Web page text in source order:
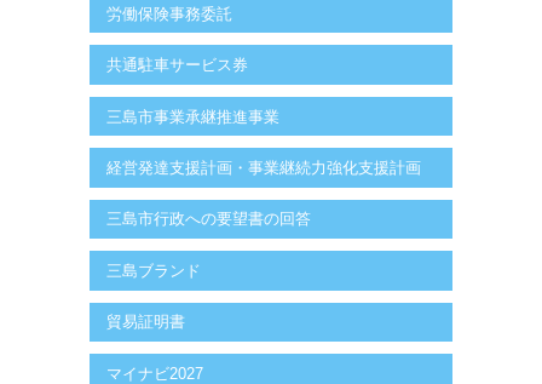
労働保険事務委託
共通駐車サービス券
三島市事業承継推進事業
経営発達支援計画・事業継続力強化支援計画
三島市行政への要望書の回答
三島ブランド
貿易証明書
マイナビ2027